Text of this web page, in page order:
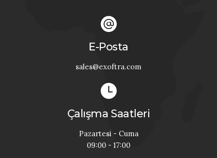
E-Posta
sales@exoftra.com
Çalışma Saatleri
Pazartesi - Cuma
09:00 - 17:00